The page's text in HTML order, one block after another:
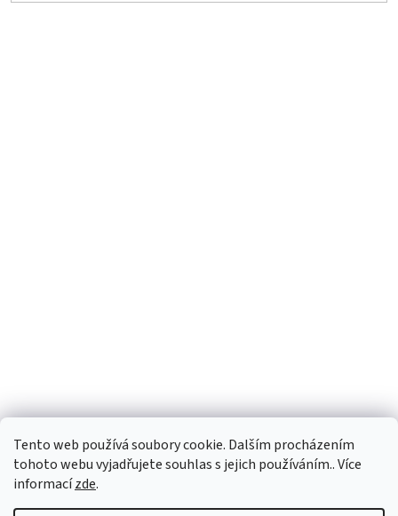
Tento web používá soubory cookie. Dalším procházením
tohoto webu vyjadřujete souhlas s jejich používáním.. Více
informacízde.